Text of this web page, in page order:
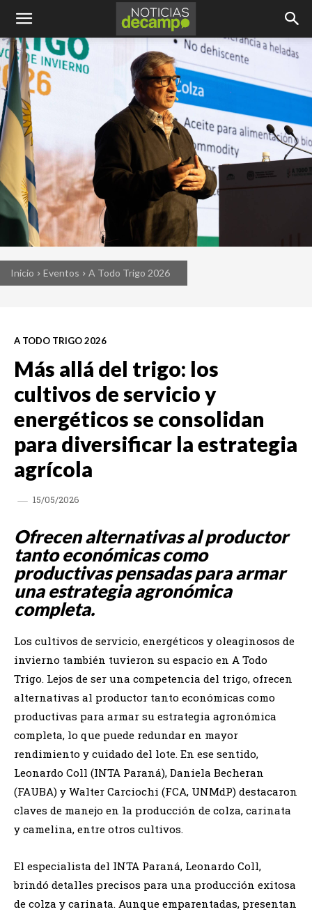
Inicio Eventos A Todo Trigo 2026
A TODO TRIGO 2026
Más allá del trigo: los
cultivos de servicio y
energéticos se consolidan
para diversificar la estrategia
agrícola
15/05/2026
Ofrecen alternativas al productor
tanto económicas como
productivas pensadas para armar
una estrategia agronómica
completa.
Los cultivos de servicio, energéticos y oleaginosos de
invierno también tuvieron su espacio en A Todo
Trigo. Lejos de ser una competencia del trigo, ofrecen
alternativas al productor tanto económicas como
productivas para armar su estrategia agronómica
completa, lo que puede redundar en mayor
rendimiento y cuidado del lote. En ese sentido,
Leonardo Coll (INTA Paraná), Daniela Becheran
(FAUBA) y Walter Carciochi (FCA, UNMdP) destacaron
claves de manejo en la producción de colza, carinata
y camelina, entre otros cultivos.
El especialista del INTA Paraná, Leonardo Coll,
brindó detalles precisos para una producción exitosa
de colza y carinata. Aunque emparentadas, presentan